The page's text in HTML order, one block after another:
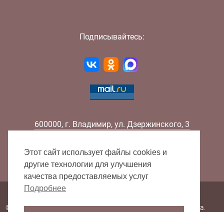
Подписывайтесь:
600000, г. Владимир, ул. Дзержинского, 3
Факс:
+7 (4922) 32-52-88
E-mail:
info@lib33.ru
© 2000 - 2026 Владимирская областная научная библиотека.
Этот сайт использует файлы cookies и
другие технологии для улучшения
качества предоставляемых услуг
Подробнее